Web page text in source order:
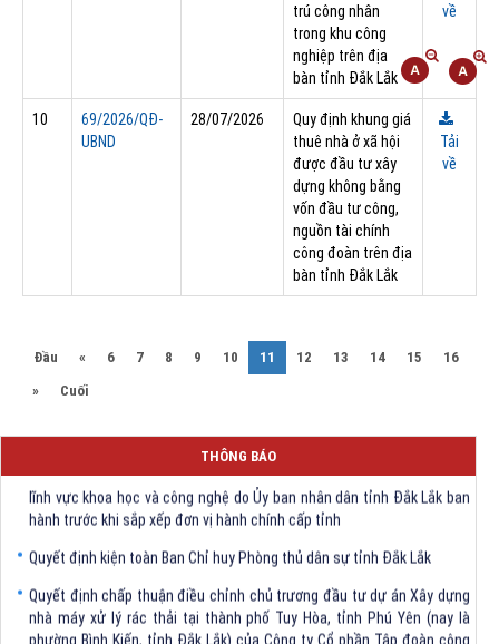
trú công nhân
trong khu công
nghiệp trên địa
bàn tỉnh Đắk Lắk
về
10
69/2026/QĐ-
UBND
28/07/2026
Quy định khung giá
thuê nhà ở xã hội
được đầu tư xây
dựng không bằng
vốn đầu tư công,
nguồn tài chính
công đoàn trên địa
bàn tỉnh Đắk Lắk
Tải
về
Đầu « 6 7 8 9 10 11 (current)
12 13 14 15
16
»
Cuối
THÔNG BÁO
Quyết định Về việc bãi bỏ một số văn bảng quy phạm pháp luật trong
hành trước khi sắp xếp đơn vị hành chính cấp tỉnh
nhà máy xử lý rác thải tại thành phố Tuy Hòa, tỉnh Phú Yên (nay là
phường Bình Kiến, tỉnh Đắk Lắk) của Công ty Cổ phần Tập đoàn công